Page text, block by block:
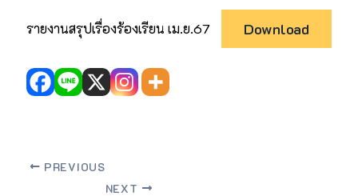
รายงานสรุปเรื่องร้องเรียน เม.ย.67 Download
PREVIOUS
NEXT